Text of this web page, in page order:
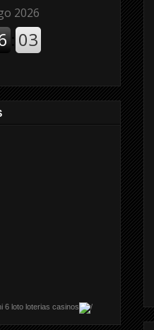
6 loto loterias casinos